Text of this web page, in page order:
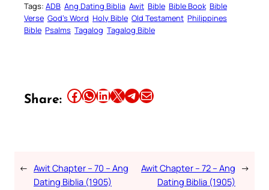
Tags: ADB Ang Dating Biblia Awit Bible Bible Book Bible
Verse God’s Word Holy Bible Old Testament Philippines
Bible Psalms Tagalog Tagalog Bible
Share: Share this article on Facebook Share this article on WhatsApp Share this article on LinkedIn Share this article on X Share this article on TelegramEmail this Article
← Awit Chapter – 70 – Ang
Dating Biblia (1905)
Awit Chapter – 72 – Ang
Dating Biblia (1905)
→